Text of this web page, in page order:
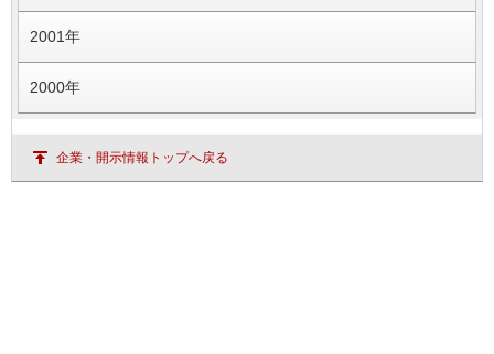
2001年
2000年
企業・開示情報トップへ戻る